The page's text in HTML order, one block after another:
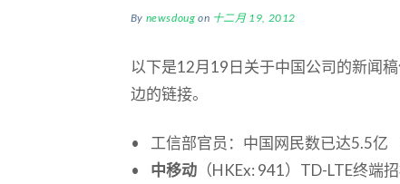
By newsdoug on 十二月 19, 2012
以下是12月19日关于中国公司的新闻
边的链接。
• 工信部官员：中国网民数已达5.5亿
• 中移动（HKEx: 941）TD-LTE终端招